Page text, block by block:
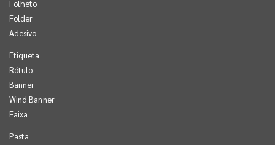
Folheto
Folder
Adesivo
Etiqueta
Rótulo
Banner
Wind Banner
Faixa
Pasta